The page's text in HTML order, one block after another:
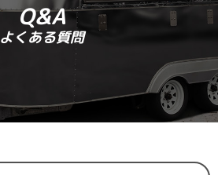
Q&A
よくある質問